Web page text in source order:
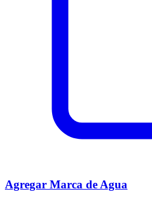
Agregar Marca de Agua